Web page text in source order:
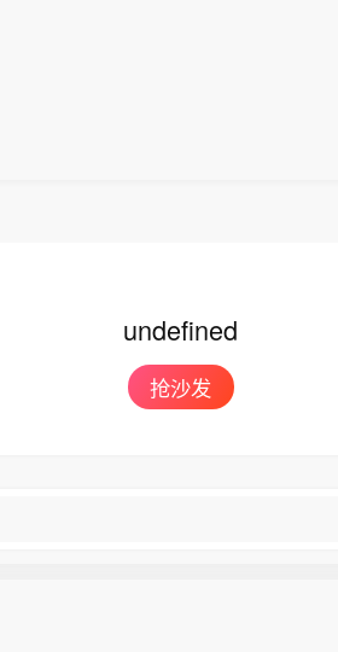
undefined
抢沙发